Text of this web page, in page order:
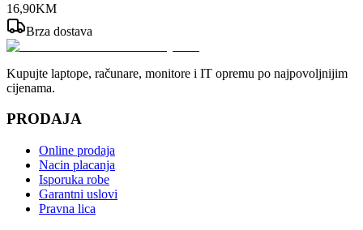
16,90KM
Brza dostava
Kupujte laptope, računare, monitore i IT opremu po najpovoljnijim
cijenama.
PRODAJA
Online prodaja
Nacin placanja
Isporuka robe
Garantni uslovi
Pravna lica